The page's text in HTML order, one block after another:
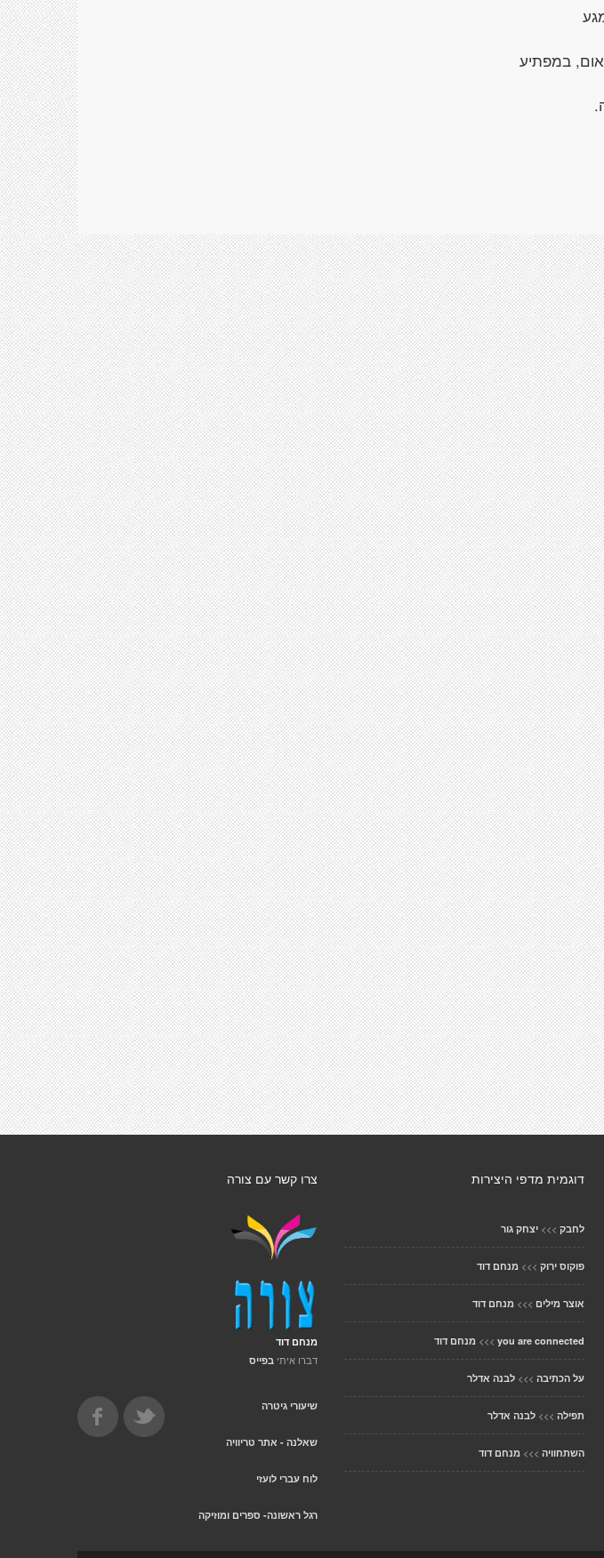
במפתיע
צרו קשר עם צורה
מנחם דוד
דברו איתי בפייס
שיעורי גיטרה
שאלנה - אתר טריוויה
לוח עברי לועזי
רגל ראשונה- ספרים ומוזיקה
דוגמית מדפי היצירות
לחבק >>> יצחק גור
פוקוס ירוק >>> מנחם דוד
אוצר מילים >>> מנחם דוד
you are connected
>>> מנחם דוד
על הכתיבה >>> לבנה אדלר
תפילה >>> לבנה אדלר
השתחוויה >>> מנחם דוד